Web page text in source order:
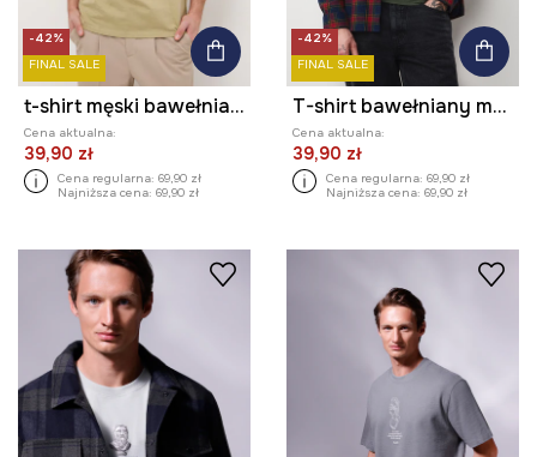
-42%
FINAL SALE
t-shirt męski bawełniany
Cena aktualna:
39,90 zł
Cena regularna: 69,90 zł
Najniższa cena: 69,90 zł
-42%
FINAL SALE
T-shirt bawełniany męski z elastanem z nadrukiem
Cena aktualna:
39,90 zł
Cena regularna: 69,90 zł
Najniższa cena: 69,90 zł